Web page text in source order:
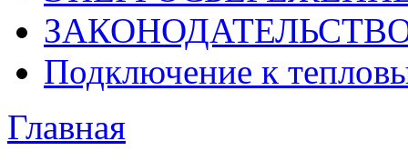
Подключение к
Главная